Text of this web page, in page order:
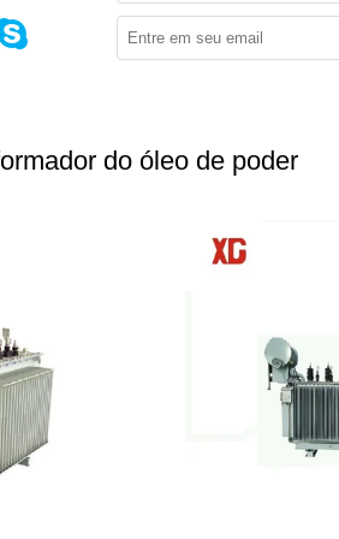
do óleo de poder